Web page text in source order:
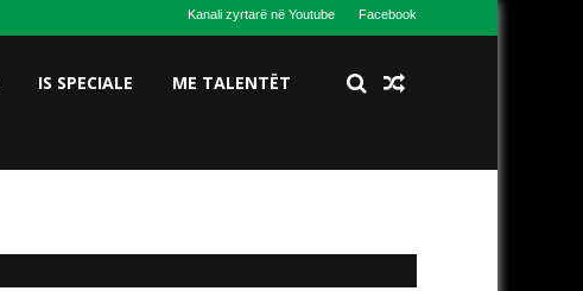
Kanali zyrtarë në Youtube Facebook
IS SPECIALE ME TALENTËT